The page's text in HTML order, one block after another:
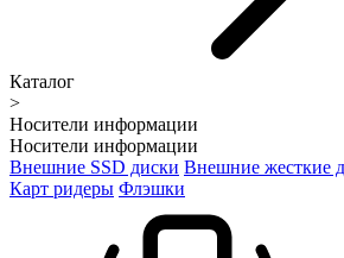
Каталог
>
Носители информации
Носители информации
Внешние SSD диски Внешние жесткие
Карт ридеры Флэшки